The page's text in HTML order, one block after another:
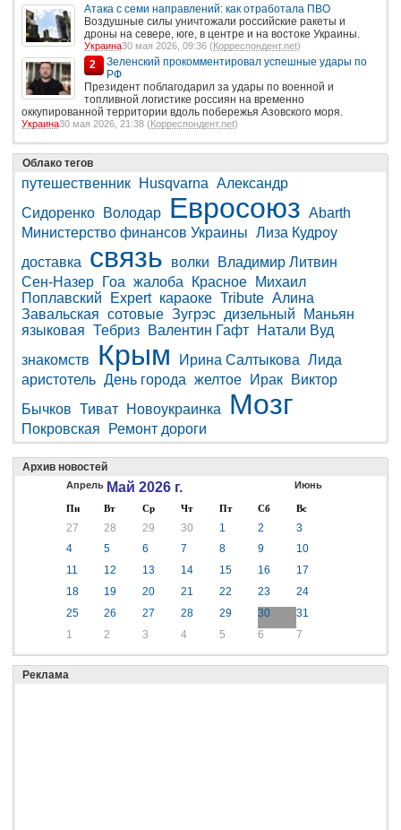
Атака с семи направлений: как отработала ПВО
Воздушные силы уничтожали российские ракеты и
дроны на севере, юге, в центре и на востоке Украины.
Украина30 мая 2026, 09:36 (Корреспондент.net)
2
Зеленский прокомментировал успешные удары по
РФ
Президент поблагодарил за удары по военной и
топливной логистике россиян на временно
оккупированной территории вдоль побережья Азовского моря.
Украина30 мая 2026, 21:38 (Корреспондент.net)
Облако тегов
путешественник Husqvarna Александр
Сидоренко
Володар Евросоюз Abarth
Министерство финансов Украины Лиза Кудроу
доставка
связь волки
Владимир Литвин
Сен-Назер
Гоа жалоба Красное
Михаил
Поплавский
Expert караоке Tribute Алина
Завальская сотовые Зугрэс дизельный
Маньян
языковая Тебриз Валентин Гафт
Натали Вуд
знакомств
Крым Ирина Салтыкова Лида
аристотель День города желтое Ирак
Виктор
Бычков Тиват Новоукраинка Мозг
Покровская Ремонт дороги
Архив новостей
Апрель Май 2026 г. Июнь
Пн Вт Ср Чт Пт Сб Вс
27 28 29 30 1 2
3
4
5 6 7 8 9
10
11
12 13 14 15 16
17
18
19 20 21 22 23
24
25
26 27 28 29 30
31
1
2 3 4 5 6 7
Реклама